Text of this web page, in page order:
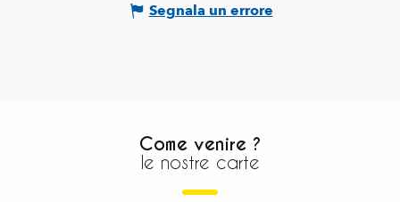
Segnala un errore
Come venire ?
le nostre carte